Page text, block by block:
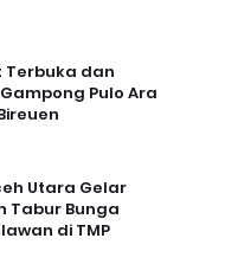
Terbuka dan
Pulo Ara
Utara Gelar
Tabur Bunga
di TMP